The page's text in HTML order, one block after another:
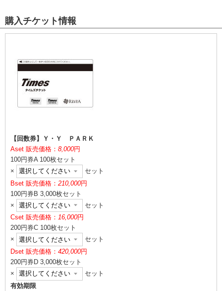
購入チケット情報
【回数券】Ｙ・Ｙ ＰＡＲＫ
Aset 販売価格： 8,000円
100円券A 100枚セット
×
セット
Bset 販売価格： 210,000円
100円券B 3,000枚セット
×
セット
Cset 販売価格： 16,000円
200円券C 100枚セット
×
セット
Dset 販売価格： 420,000円
200円券D 3,000枚セット
×
セット
有効期限